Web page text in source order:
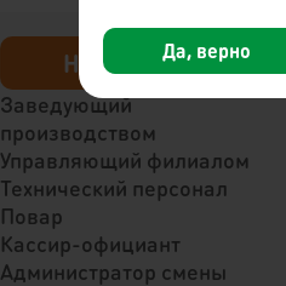
Да, верно
Новоуральск
Заведующий
производством
Управляющий филиалом
Технический персонал
Повар
Кассир-официант
Администратор смены